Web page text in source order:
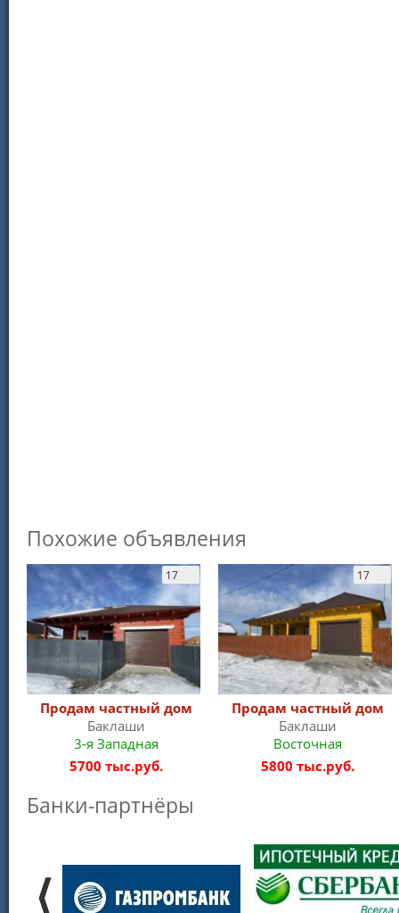
Похожие объявления
17
Продам частный дом
Баклаши
3-я Западная
5700 тыс.руб.
17
Продам частный дом
Баклаши
Восточная
5800 тыс.руб.
Банки-партнёры